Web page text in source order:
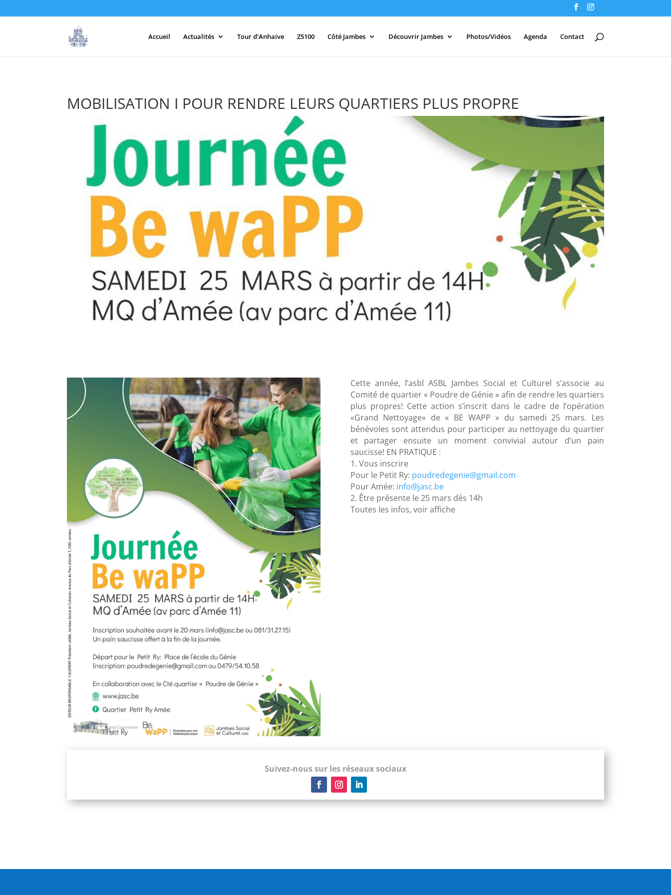
Accueil Actualités Tour d’Anhaive Z5100 Côté Jambes Découvrir Jambes Photos/Vidéos Agenda Contact
MOBILISATION I POUR RENDRE LEURS QUARTIERS PLUS PROPRE
Cette année, l’asbl ASBL Jambes Social et Culturel s’associe au
Comité de quartier « Poudre de Génie » afin de rendre les quartiers
plus propres! Cette action s’inscrit dans le cadre de l’opération
«Grand Nettoyage» de « BE WAPP » du samedi 25 mars. Les
bénévoles sont attendus pour participer au nettoyage du quartier
et partager ensuite un moment convivial autour d’un pain
saucisse! EN PRATIQUE :
1. Vous inscrire
Pour le Petit Ry: poudredegenie@gmail.com
Pour Amée: info@jasc.be
2. Être présente le 25 mars dès 14h
Toutes les infos, voir affiche
Suivez-nous sur les réseaux sociaux